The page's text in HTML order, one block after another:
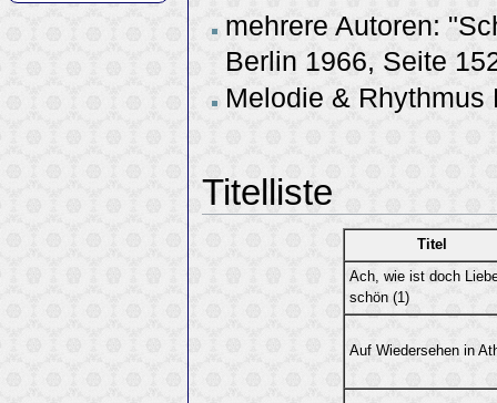
mehrere Autoren:
Berlin 1966, Seite
Melodie & Rhythmus
Titelliste
Titel
Ach, wie ist doch
schön (1)
Auf Wiedersehen in